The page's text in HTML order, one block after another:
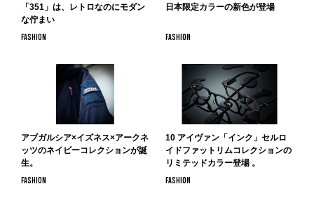
「351」は、レトロなのにモダン
な佇まい
FASHION
日本限定カラーの新色が登場
FASHION
アブガルシア×イズネス×アークネ
ッツのネイビーコレクションが誕
生。
FASHION
10 アイヴァン「インク」セルロ
イドファットリムコレクションの
リミテッドカラー登場 。
FASHION